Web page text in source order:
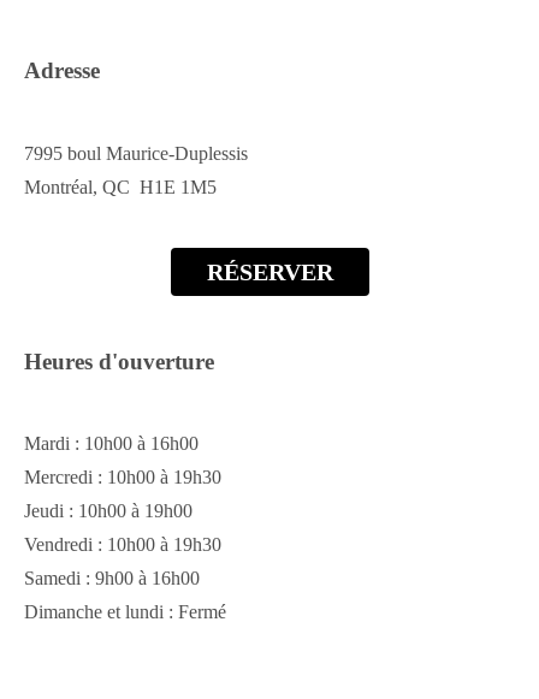
Adresse
7995 boul Maurice-Duplessis
Montréal, QC H1E 1M5
RÉSERVER
Heures d'ouverture
Mardi : 10h00 à 16h00
Mercredi : 10h00 à 19h30
Jeudi : 10h00 à 19h00
Vendredi : 10h00 à 19h30
Samedi : 9h00 à 16h00
Dimanche et lundi : Fermé